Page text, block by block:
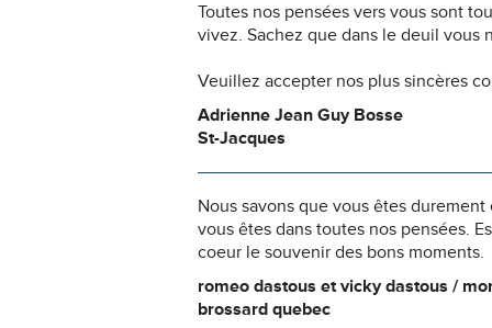
Toutes nos pensées vers vous sont
vivez. Sachez que dans le deuil vous
Veuillez accepter nos plus sincères
Adrienne Jean Guy Bosse
St-Jacques
Nous savons que vous êtes
vous êtes dans toutes nos pensées.
coeur le souvenir des bons moments.
romeo dastous et vicky dastous /
brossard quebec